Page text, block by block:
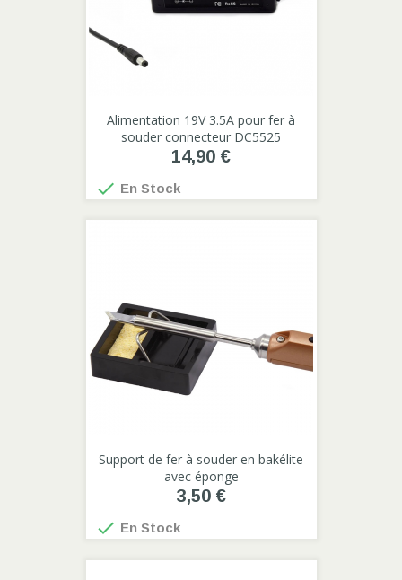
Alimentation 19V 3.5A pour fer à
souder connecteur DC5525
14,90 €
 En Stock
Support de fer à souder en bakélite
avec éponge
3,50 €
 En Stock